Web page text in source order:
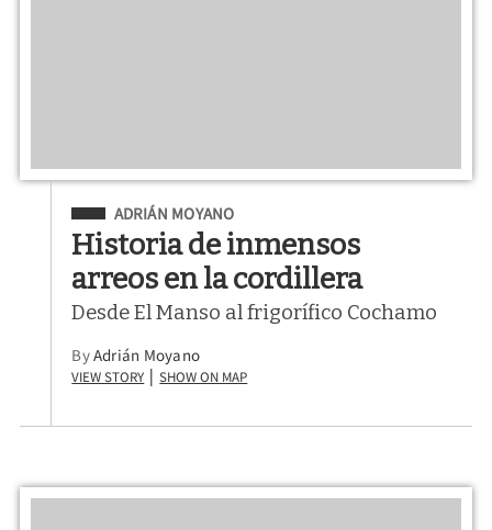
Filed Under
ADRIÁN MOYANO
Historia de inmensos
arreos en la cordillera
Desde El Manso al frigorífico Cochamo
ByAdrián Moyano
View Story | Show on Map